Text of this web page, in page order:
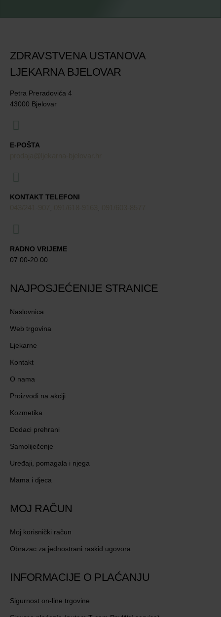
ZDRAVSTVENA USTANOVA
LJEKARNA BJELOVAR
Petra Preradovića 4
43000 Bjelovar
E-POŠTA
KONTAKT TELEFONI
, ,
RADNO VRIJEME
07:00-20:00
NAJPOSJEĆENIJE STRANICE
Naslovnica
Web trgovina
Ljekarne
Kontakt
O nama
Proizvodi na akciji
Kozmetika
Dodaci prehrani
Samoliječenje
Uređaji, pomagala i njega
Mama i djeca
MOJ RAČUN
Moj korisnički račun
Obrazac za jednostrani raskid ugovora
INFORMACIJE O PLAĆANJU
Sigurnost on-line trgovine